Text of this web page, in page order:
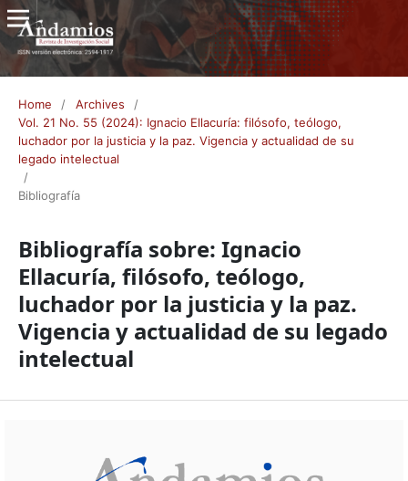
Home / Archives
/
Vol. 21 No. 55 (2024): Ignacio Ellacuría: filósofo, teólogo,
luchador por la justicia y la paz. Vigencia y actualidad de su
legado intelectual
/
Bibliografía
Bibliografía sobre: Ignacio
Ellacuría, filósofo, teólogo,
luchador por la justicia y la paz.
Vigencia y actualidad de su legado
intelectual